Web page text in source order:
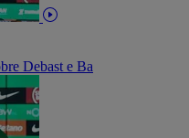
Debast e Ba